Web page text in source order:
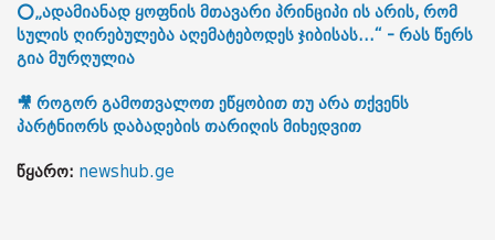
⭕„ადამიანად ყოფნის მთავარი პრინციპი ის არის, რომ
სულის ღირებულება აღემატებოდეს ჯიბისას...“ - რას წერს
გია მურღულია
🎥 როგორ გამოთვალოთ ეწყობით თუ არა თქვენს
პარტნიორს დაბადების თარიღის მიხედვით
წყარო: newshub.ge